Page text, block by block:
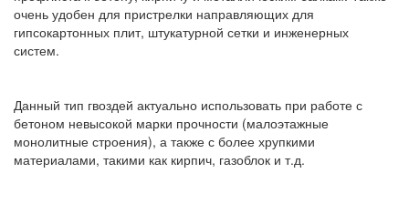
очень удобен для пристрелки направляющих для
гипсокартонных плит, штукатурной сетки и инженерных
систем.
Данный тип гвоздей актуально использовать при работе с
бетоном невысокой марки прочности (малоэтажные
монолитные строения), а также с более хрупкими
материалами, такими как кирпич, газоблок и т.д.